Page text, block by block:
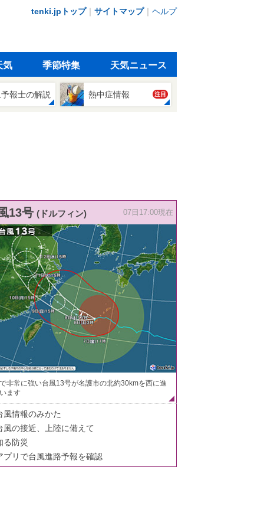
tenki.jpトップ｜ サイトマップ｜ ヘルプ
気 季節特集 天気ニュース
報士の解説 熱中症情報 注目
13号 (ドルフィン) 07日17:00現在
非常に強い台風13号が名護市の北約30kmを西に進
ます
風情報のみかた
風の接近、上陸に備えて
る防災
プリで台風進路予報を確認